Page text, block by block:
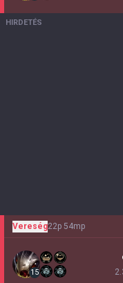
HIRDETÉS
Vereség22p 54mp
15